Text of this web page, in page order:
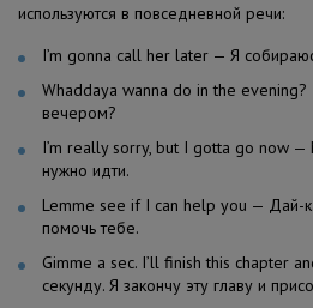
используются в повседневной речи:
I’m gonna call her later — Я
Whaddaya wanna do in the
вечером?
I’m really sorry, but I gotta go now
нужно идти.
Lemme see if I can help you — Дай-
помочь тебе.
Gimme a sec. I’ll finish this chapter
секунду. Я закончу эту главу и